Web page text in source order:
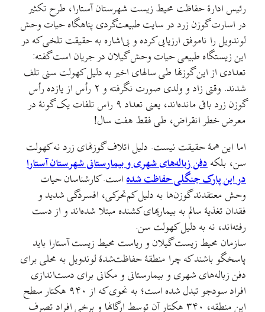
رئیس ادارهٔ حفاظت محیط زیست شهرستان آستارا، طرح تکثیر
در اسارت گوزن زرد در سایت طبیعت‌گردی پناهگاه حیات وحش
لوندویل را ناموفق ارزیابی کرده و بی‌اشاره به حقیقت تلخی که در
این زیستگاه طبیعی حیات وحش گیلان در جریان است گفته:
تعدادی از این گوزنها طی سالهای اخیر به دلیل کهولت سنی تلف
شدند. وقتی زاد و ولدی صورت نگرفته و ۲ رأس از یازده رأس
گوزن زرد باقی مانده‌اند، یعنی تعداد ۹ راس تلفات یک گونهٔ در
معرض خطر انقراض، طی فقط هفت سال!
اما این همهٔ حقیقت نیست. دلیل اتلاف گوزنهای زرد نه کهولت
سن، بلکهدفن زباله‌های شهری و بیمارستانی شهرستان آستارا
در این پارک جنگلی حفاظت شده است. کارشناسان حیات
وحش معتقدند گوزن‌ها به دلیل کم‌تحرکی، افسردگی شدید و
فقدان تغذیهٔ سالم به بیماریهای کشنده مبتلا شده‌اند و از دست
رفته‌اند، نه به دلیل کهولت سن.
سازمان محیط زیست گیلان و ریاست محیط زیست آستارا باید
پاسخگو باشند که چرا منطقهٔ حفاظت‌شدهٔ لوندویل به محلی برای
دفن زباله‌های شهری و بیمارستانی و مکانی برای دست‌اندازی
افراد سودجو تبدل شده است؛ به نحوی که از ۹۴۰ هکتار سطح
این منطقه، ۳۴۰ هکتار آن توسط ارگانها و برخی افراد تصرف